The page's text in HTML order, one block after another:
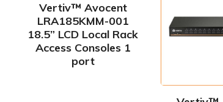
Vertiv™ Avocent
LRA185KMM-001
18.5” LCD Local Rack
Access Consoles 1
port